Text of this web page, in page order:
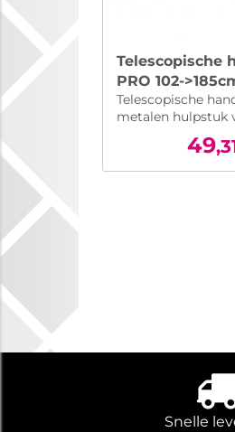
Telescopische
PRO 102-
Telescopische
metalen hulpstuk
49
Snelle